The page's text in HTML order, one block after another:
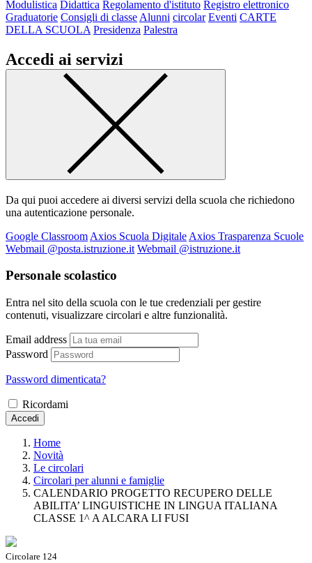
Modulistica Didattica Regolamento d'istituto Registro elettronico
Graduatorie Consigli di classe Alunni circolar Eventi CARTE
DELLA SCUOLA Presidenza Palestra
Accedi ai servizi
Da qui puoi accedere ai diversi servizi della scuola che richiedono
una autenticazione personale.
Google Classroom Axios Scuola Digitale Axios Trasparenza Scuole
Webmail @posta.istruzione.it Webmail @istruzione.it
Personale scolastico
Entra nel sito della scuola con le tue credenziali per gestire
contenuti, visualizzare circolari e altre funzionalità.
Email address
Password
Password dimenticata?
Ricordami
Accedi
Home
Novità
Le circolari
Circolari per alunni e famiglie
CALENDARIO PROGETTO RECUPERO DELLE
ABILITA’ LINGUISTICHE IN LINGUA ITALIANA
CLASSE 1^ A ALCARA LI FUSI
Circolare 124